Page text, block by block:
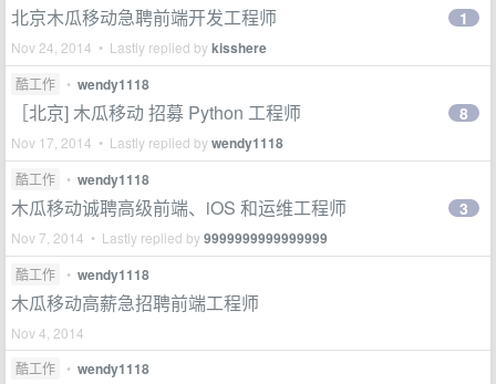
北京木瓜移动急聘前端开发工程师
Nov 24, 2014 • Lastly replied bykisshere
1
酷工作 • wendy1118
［北京] 木瓜移动 招募 Python 工程师
Nov 17, 2014 • Lastly replied bywendy1118
8
酷工作 • wendy1118
木瓜移动诚聘高级前端、iOS 和运维工程师
Nov 7, 2014 • Lastly replied by9999999999999999
3
酷工作 • wendy1118
木瓜移动高薪急招聘前端工程师
Nov 4, 2014
酷工作
• wendy1118